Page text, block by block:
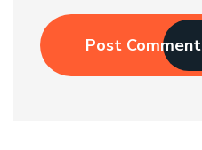
Post Comment